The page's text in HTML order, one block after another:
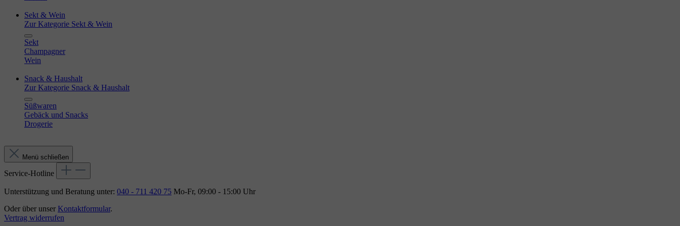
Sekt & Wein
Zur Kategorie Sekt & Wein
Sekt
Champagner
Wein
Snack & Haushalt
Zur Kategorie Snack & Haushalt
Süßwaren
Gebäck und Snacks
Drogerie
Menü schließen
Service-Hotline
Unterstützung und Beratung unter: 040 - 711 420 75 Mo-Fr, 09:00 - 15:00 Uhr
Oder über unser Kontaktformular.
Vertrag widerrufen